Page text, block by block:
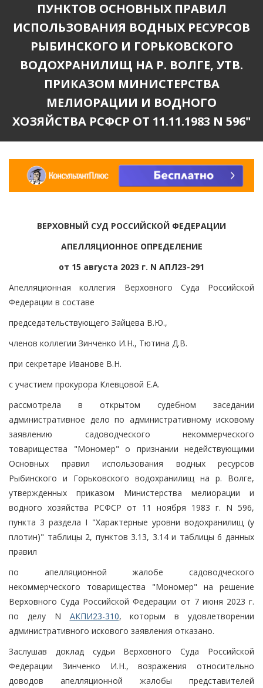
ПУНКТОВ ОСНОВНЫХ ПРАВИЛ
ИСПОЛЬЗОВАНИЯ ВОДНЫХ РЕСУРСОВ
РЫБИНСКОГО И ГОРЬКОВСКОГО
ВОДОХРАНИЛИЩ НА Р. ВОЛГЕ, УТВ.
ПРИКАЗОМ МИНИСТЕРСТВА
МЕЛИОРАЦИИ И ВОДНОГО
ХОЗЯЙСТВА РСФСР ОТ 11.11.1983 N 596"
ВЕРХОВНЫЙ СУД РОССИЙСКОЙ ФЕДЕРАЦИИ
АПЕЛЛЯЦИОННОЕ ОПРЕДЕЛЕНИЕ
от 15 августа 2023 г. N АПЛ23-291
Апелляционная коллегия Верховного Суда Российской
Федерации в составе
председательствующего Зайцева В.Ю.,
членов коллегии Зинченко И.Н., Тютина Д.В.
при секретаре Иванове В.Н.
с участием прокурора Клевцовой Е.А.
рассмотрела в открытом судебном заседании
административное дело по административному исковому
заявлению садоводческого некоммерческого
товарищества "Мономер" о признании недействующими
Основных правил использования водных ресурсов
Рыбинского и Горьковского водохранилищ на р. Волге,
утвержденных приказом Министерства мелиорации и
водного хозяйства РСФСР от 11 ноября 1983 г. N 596,
пункта 3 раздела I "Характерные уровни водохранилищ (у
плотин)" таблицы 2, пунктов 3.13, 3.14 и таблицы 6 данных
правил
по апелляционной жалобе садоводческого
некоммерческого товарищества "Мономер" на решение
Верховного Суда Российской Федерации от 7 июня 2023 г.
по делу N АКПИ23-310, которым в удовлетворении
административного искового заявления отказано.
Заслушав доклад судьи Верховного Суда Российской
Федерации Зинченко И.Н., возражения относительно
доводов апелляционной жалобы представителей